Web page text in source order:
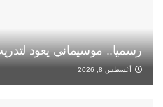
رسميا.. موسيماني يعود
أغسطس 8, 2026